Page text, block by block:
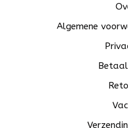
Algemene